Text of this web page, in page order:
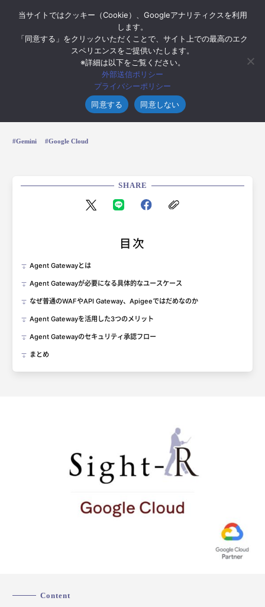
Google Cloud Agent Gateway で実現する
AIエージェントの安全な運用
Gemini Google Cloud
SHARE
目次
Agent Gatewayとは
Agent Gatewayが必要になる具体的なユースケース
なぜ普通のWAFやAPI Gateway、Apigeeではだめなのか
Agent Gatewayを活用した3つのメリット
Agent Gatewayのセキュリティ承認フロー
まとめ
Content
当サイトではクッキー（Cookie）、Googleアナリティクスを利用
します。
「同意する」をクリックいただくことで、サイト上での最高のエク
スペリエンスをご提供いたします。
※詳細は以下をご覧ください。
外部送信ポリシー
プライバシーポリシー
同意する
同意しない